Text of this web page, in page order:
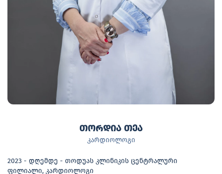
თორდია თეა
კარდიოლოგი
2023 - დღემდე - თოდუას კლინიკის ცენტრალური
ფილიალი, კარდიოლოგი